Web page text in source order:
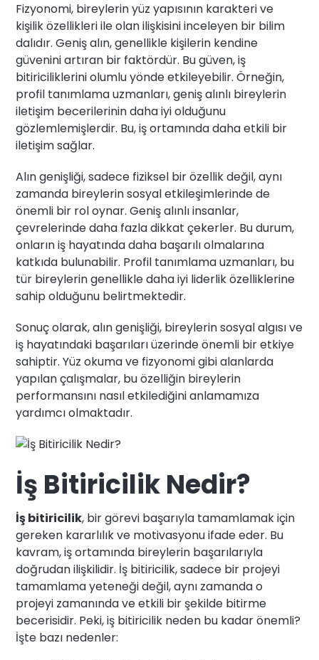
Fizyonomi, bireylerin yüz yapısının karakteri ve
kişilik özellikleri ile olan ilişkisini inceleyen bir bilim
dalıdır. Geniş alın, genellikle kişilerin kendine
güvenini artıran bir faktördür. Bu güven, iş
bitiriciliklerini olumlu yönde etkileyebilir. Örneğin,
profil tanımlama uzmanları, geniş alınlı bireylerin
iletişim becerilerinin daha iyi olduğunu
gözlemlemişlerdir. Bu, iş ortamında daha etkili bir
iletişim sağlar.
Alın genişliği, sadece fiziksel bir özellik değil, aynı
zamanda bireylerin sosyal etkileşimlerinde de
önemli bir rol oynar. Geniş alınlı insanlar,
çevrelerinde daha fazla dikkat çekerler. Bu durum,
onların iş hayatında daha başarılı olmalarına
katkıda bulunabilir. Profil tanımlama uzmanları, bu
tür bireylerin genellikle daha iyi liderlik özelliklerine
sahip olduğunu belirtmektedir.
Sonuç olarak, alın genişliği, bireylerin sosyal algısı ve
iş hayatındaki başarıları üzerinde önemli bir etkiye
sahiptir. Yüz okuma ve fizyonomi gibi alanlarda
yapılan çalışmalar, bu özelliğin bireylerin
performansını nasıl etkilediğini anlamamıza
yardımcı olmaktadır.
İş Bitiricilik Nedir?
İş bitiricilik, bir görevi başarıyla tamamlamak için
gereken kararlılık ve motivasyonu ifade eder. Bu
kavram, iş ortamında bireylerin başarılarıyla
doğrudan ilişkilidir. İş bitiricilik, sadece bir projeyi
tamamlama yeteneği değil, aynı zamanda o
projeyi zamanında ve etkili bir şekilde bitirme
becerisidir. Peki, iş bitiricilik neden bu kadar önemli?
İşte bazı nedenler: